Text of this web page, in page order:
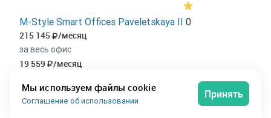
M-Style Smart Offices Paveletskaya II 0
215 145 /месяц
за весь офис
19 559 /месяц
Офис на 11 рабочих мест площадью 80 м² в
Москве — готовое решение для работы.
Мы используем файлы cookie
Соглашение об использовании
Принять